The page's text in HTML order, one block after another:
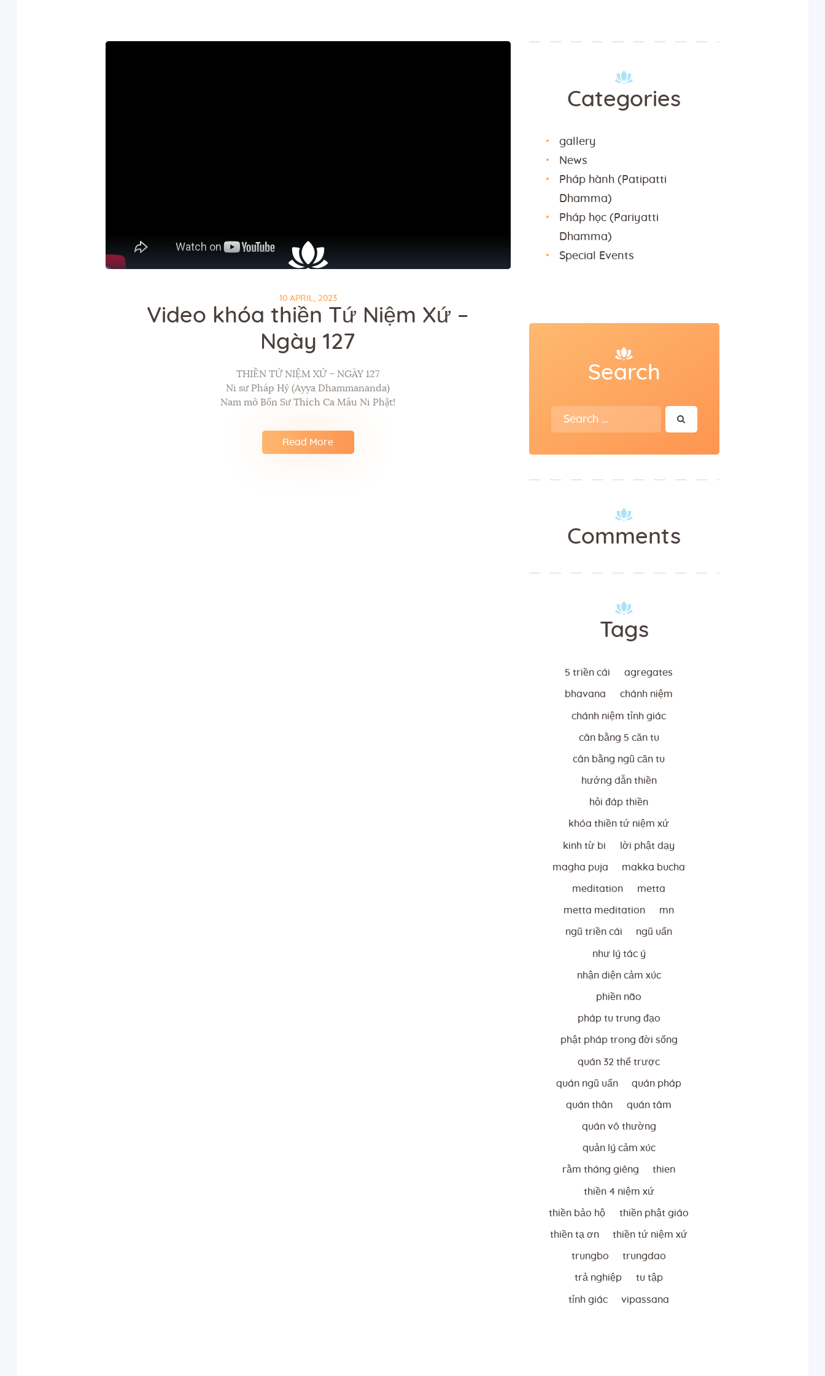
10 APRIL, 2023
Video khóa thiền Tứ Niệm Xứ –
Ngày 127
THIỀN TỨ NIỆM XỨ – NGÀY 127
Ni sư Pháp Hỷ (Ayya Dhammananda)
Nam mô Bổn Sư Thích Ca Mâu Ni Phật!
Read More
Categories
gallery
News
Pháp hành (Patipatti
Dhamma)
Pháp học (Pariyatti
Dhamma)
Special Events
Search
Search
for:
Comments
Tags
5 triền cái agregates
bhavana chánh niệm
chánh niệm tỉnh giác
cân bằng 5 căn tu
cân bằng ngũ căn tu
hướng dẫn thiền
hỏi đáp thiền
khóa thiền tứ niệm xứ
kinh từ bi lời phật dạy
magha puja makka bucha
meditation metta
metta meditation mn
ngũ triền cái ngũ uẩn
như lý tác ý
nhận diện cảm xúc
phiền não
pháp tu trung đạo
phật pháp trong đời sống
quán 32 thể trược
quán ngũ uẩn quán pháp
quán thân quán tâm
quán vô thường
quản lý cảm xúc
rằm tháng giêng thien
thiền 4 niệm xứ
thiền bảo hộ thiền phật giáo
thiền tạ ơn thiền tứ niệm xứ
trungbo trungdao
trả nghiệp tu tập
tỉnh giác vipassana